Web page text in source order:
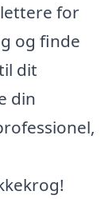
for
og finde
dit
din